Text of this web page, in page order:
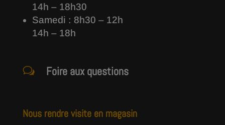
14h – 18h30
Samedi : 8h30 – 12h
14h – 18h
w Foire aux questions
Nous rendre visite en magasin